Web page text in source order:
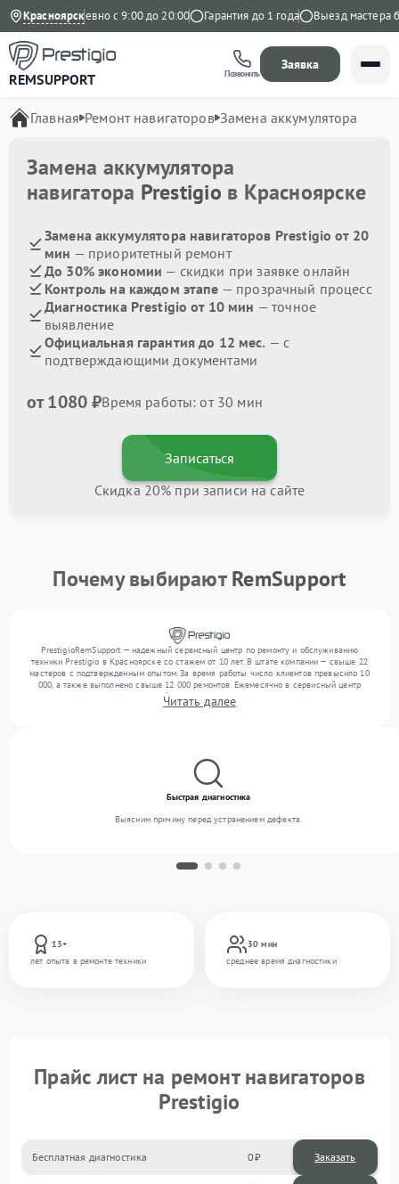
Красноярск
Ежедневно с 9:00 до 20:00 Гарантия до 1 года Выезд мастера
REMSUPPORT Позвонить
Заявка
Главная Ремонт навигаторов Замена аккумулятора
Замена аккумулятора
навигатора Prestigio в Красноярске
Замена аккумулятора навигаторов Prestigio от 20
мин — приоритетный ремонт
До 30% экономии — скидки при заявке онлайн
Контроль на каждом этапе — прозрачный процесс
Диагностика Prestigio от 10 мин — точное
выявление
Официальная гарантия до 12 мес. — с
подтверждающими документами
от 1080 ₽Время работы: от 30 мин
Записаться
Скидка 20% при записи на сайте
Почему выбираютRemSupport
PrestigioRemSupport — надежный сервисный центр по ремонту и обслуживанию
техники Prestigio в Красноярске со стажем от 10 лет. В штате компании — свыше 22
мастеров с подтвержденным опытом. За время работы число клиентов превысило 10
000, а также выполнено свыше 12 000 ремонтов. Ежемесячно в сервисный центр
поступает более 300 обращений, включая , , . Мы работаем с широким спектром
неисправностей и предлагаем стабильный уровень сервиса благодаря использованию
Читать далее
13+
лет опыта в ремонте техники
30 мин
среднее время диагностики
Быстрая диагностика
Выясним причину перед устранением дефекта.
Прайс лист на ремонт навигаторов
Prestigio
Бесплатная диагностика 0 Заказать